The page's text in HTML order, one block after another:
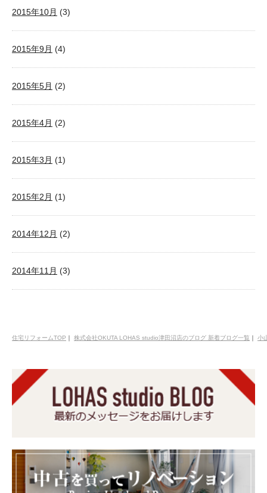
2015年10月 (3)
2015年9月 (4)
2015年5月 (2)
2015年4月 (2)
2015年3月 (1)
2015年2月 (1)
2014年12月 (2)
2014年11月 (3)
住宅リフォームTOP ｜ 株式会社OKUTA LOHAS studio津田沼店のブログ 新着ブログ一覧 ｜ 小